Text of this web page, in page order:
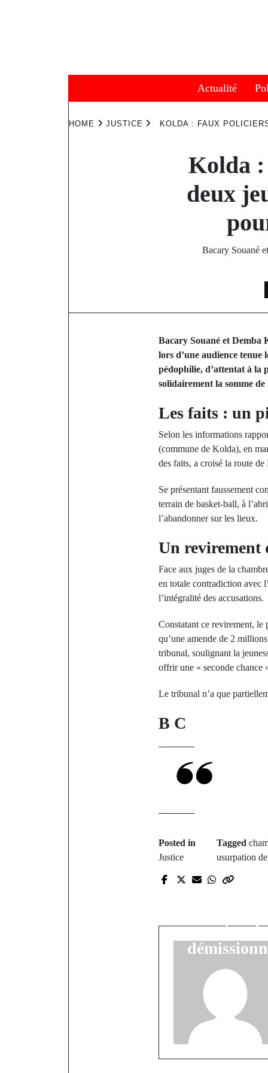
Actualité
HOME JUSTICE
KOLDA : FAUX
Kolda
deux
Bacary Souané
Bacary Souané et Demba
lors d’une audience tenue
pédophilie, d’attentat à la
solidairement la somme
Les faits : un
Selon les informations
(commune de Kolda), en
des faits, a croisé la route
Se présentant faussement
terrain de basket-ball, à
l’abandonner sur les lieux.
Un revirement
Face aux juges de la
en totale contradiction avec
l’intégralité des accusations.
Constatant ce revirement,
qu’une amende de 2
tribunal, soulignant la
offrir une « seconde chance
Le tribunal n’a que
B C
Posted in
Justice
Tagged
usurpation